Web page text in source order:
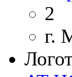
2
г.